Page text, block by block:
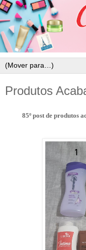
Produtos
85º post de produtos